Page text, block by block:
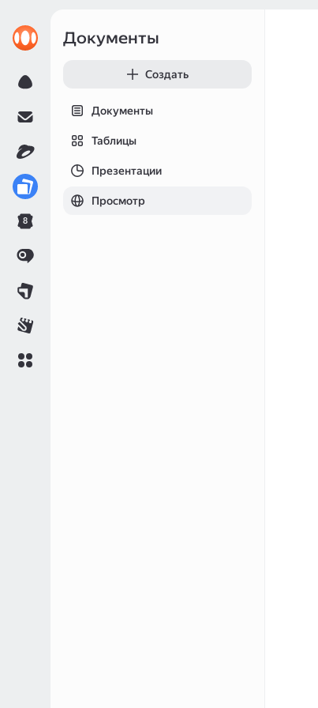
8
Документы
Создать
Документы
Таблицы
Презентации
Просмотр